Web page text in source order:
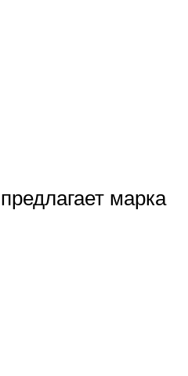
марка